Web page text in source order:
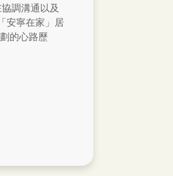
調溝通以及
安寧在家」居
的心路歷